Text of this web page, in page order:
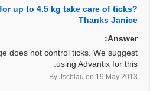
up to 4.5 kg take care of ticks?
Thanks Janice
Answer:
does not control ticks. We suggest
using Advantix for this.
By Jschlau on 19 May 2013